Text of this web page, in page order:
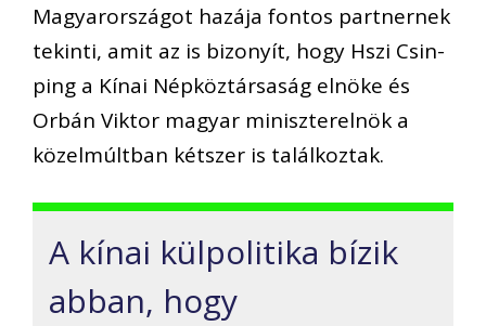
Magyarországot hazája fontos partnernek
tekinti, amit az is bizonyít, hogy Hszi Csin-
ping a Kínai Népköztársaság elnöke és
Orbán Viktor magyar miniszterelnök a
közelmúltban kétszer is találkoztak.
A kínai külpolitika bízik
abban, hogy